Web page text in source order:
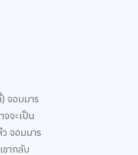
จอมมาร
จะเป็น
จอมมาร
ากลับ